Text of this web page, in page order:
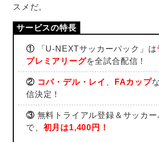
スメだ。
①「U-NEXTサッカーパック」は
プレミアリーグを全試合配信！
② コパ・デル・レイ FAカップ
信決定！
③無料トライアル登録＆サッカー
で、 初月は1,400円！